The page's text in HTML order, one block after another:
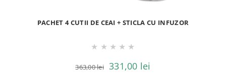
PACHET 4 CUTII DE CEAI + STICLA CU INFUZOR
★ ★ ★ ★ ★
363,00lei Prețul
331,00 lei